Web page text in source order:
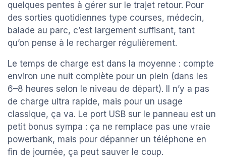
quelques pentes à gérer sur le trajet retour. Pour
des sorties quotidiennes type courses, médecin,
balade au parc, c’est largement suffisant, tant
qu’on pense à le recharger régulièrement.
Le temps de charge est dans la moyenne : compte
environ une nuit complète pour un plein (dans les
6–8 heures selon le niveau de départ). Il n’y a pas
de charge ultra rapide, mais pour un usage
classique, ça va. Le port USB sur le panneau est un
petit bonus sympa : ça ne remplace pas une vraie
powerbank, mais pour dépanner un téléphone en
fin de journée, ça peut sauver le coup.